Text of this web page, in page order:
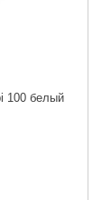
100 белый